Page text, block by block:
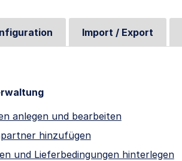
Import / Export
anlegen und bearbeiten
hinzufügen
und Lieferbedingungen hinterlegen